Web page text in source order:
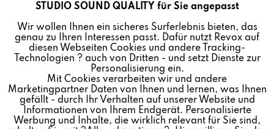
ICH BIN BEREITS KUNDE
Einloggen mit Ihrer E-Mail-Adresse und Ihrem
Passwort
Funktionale Aktiv
Marketing Inaktiv
Tracking Inaktiv
Personalisierung Inaktiv
STUDIO SOUND QUALITY für Sie angepasst
Wir wollen Ihnen ein sicheres Surferlebnis bieten, das
genau zu Ihren Interessen passt. Dafür nutzt Revox auf
diesen Webseiten Cookies und andere Tracking-
Technologien ? auch von Dritten - und setzt Dienste zur
Personalisierung ein.
Mit Cookies verarbeiten wir und andere
Marketingpartner Daten von Ihnen und lernen, was Ihnen
gefällt - durch Ihr Verhalten auf unserer Website und
Informationen von Ihrem Endgerät. Personalisierte
Werbung und Inhalte, die wirklich relevant für Sie sind,